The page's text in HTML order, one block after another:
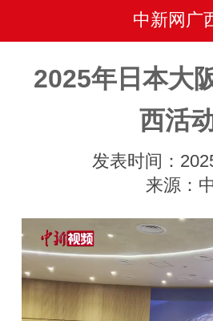
中新网广
2025年日本大
西活
发表时间：
来源：